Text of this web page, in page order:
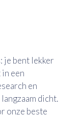
je bent lekker
een
en
dicht.
onze beste